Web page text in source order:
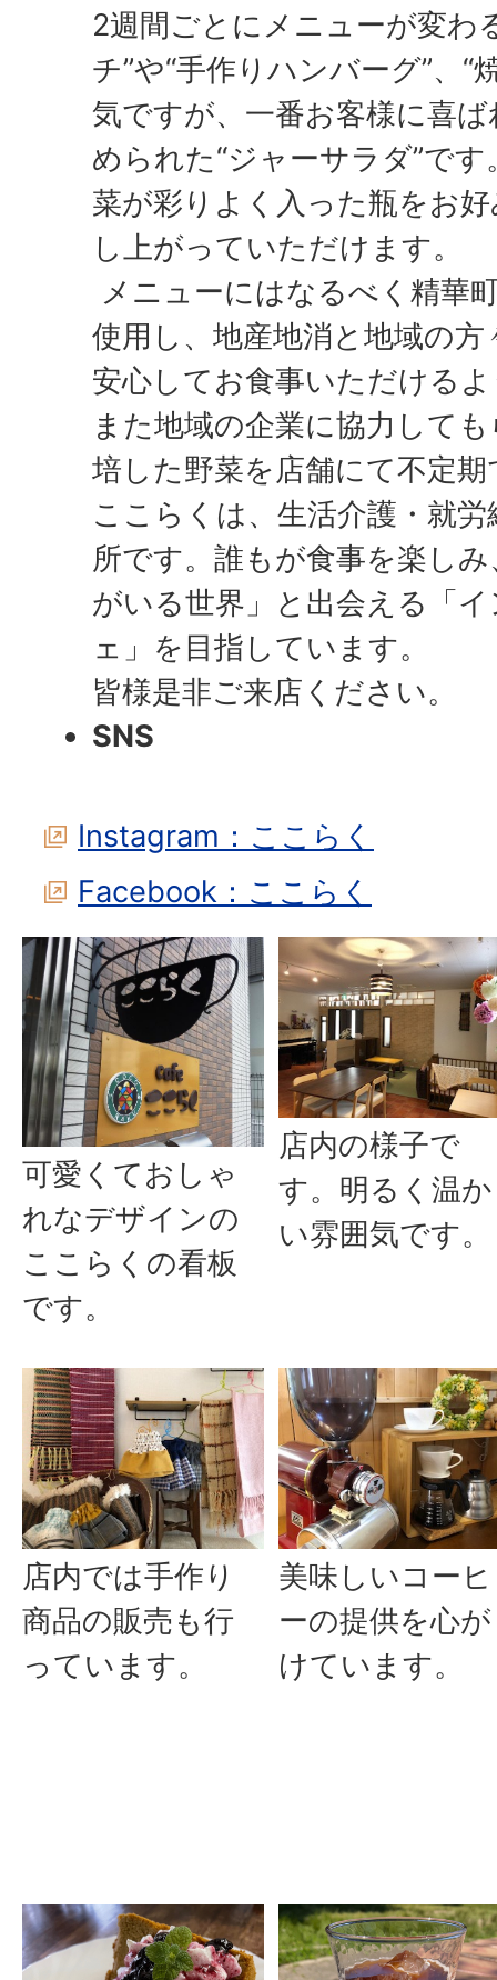
2週間ごとにメニューが変わ
チ”や“手作りハンバーグ”、“
気ですが、一番お客様に喜
められた“ジャーサラダ”で
菜が彩りよく入った瓶をお
し上がっていただけます。
メニューにはなるべく精華
使用し、地産地消と地域の
安心してお食事いただける
また地域の企業に協力して
培した野菜を店舗にて不定
ここらくは、生活介護・就
所です。誰もが食事を楽し
がいる世界」と出会える「
ェ」を目指しています。
皆様是非ご来店ください。
SNS
Instagram：ここらく
Facebook：ここらく
可愛くておしゃ
れなデザインの
ここらくの看板
です。
店内の様子で
す。明るく温か
い雰囲気です。
店内では手作り
商品の販売も行
っています。
美味しいコーヒ
ーの提供を心が
けています。